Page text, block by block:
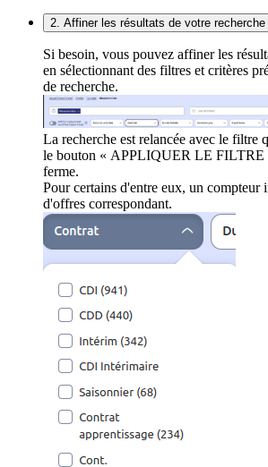
2. Affiner les résultats de votre recherche
Si besoin, vous pouvez affiner les
en sélectionnant des filtres et critères
de recherche.
La recherche est relancée avec le filtre
le bouton « APPLIQUER LE FILTRE
ferme.
Pour certains d'entre eux, un compteur
d'offres correspondant.